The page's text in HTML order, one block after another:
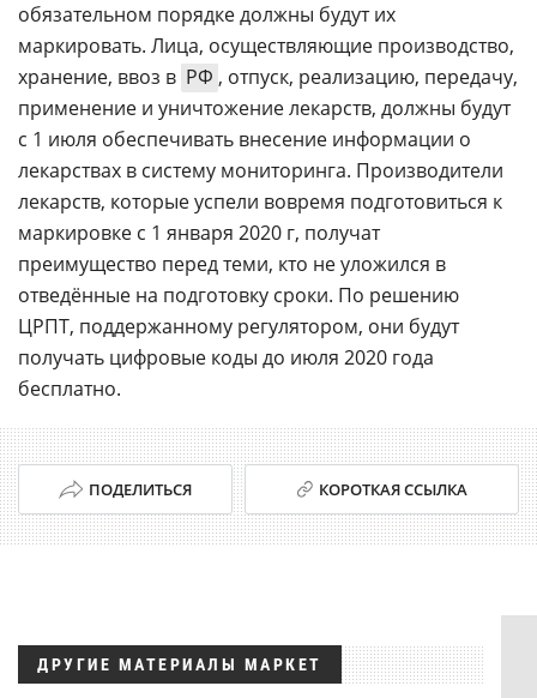
обязательном порядке должны будут их
маркировать. Лица, осуществляющие производство,
хранение, ввоз в РФ , отпуск, реализацию, передачу,
применение и уничтожение лекарств, должны будут
с 1 июля обеспечивать внесение информации о
лекарствах в систему мониторинга. Производители
лекарств, которые успели вовремя подготовиться к
маркировке с 1 января 2020 г, получат
преимущество перед теми, кто не уложился в
отведённые на подготовку сроки. По решению
ЦРПТ, поддержанному регулятором, они будут
получать цифровые коды до июля 2020 года
бесплатно.
ПОДЕЛИТЬСЯ КОРОТКАЯ ССЫЛКА
ДРУГИЕ МАТЕРИАЛЫ МАРКЕТ